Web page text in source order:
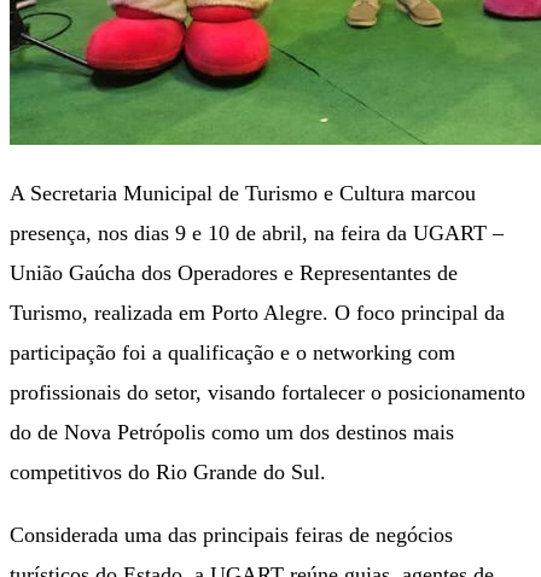
A Secretaria Municipal de Turismo e Cultura marcou
presença, nos dias 9 e 10 de abril, na feira da UGART –
União Gaúcha dos Operadores e Representantes de
Turismo, realizada em Porto Alegre. O foco principal da
participação foi a qualificação e o networking com
profissionais do setor, visando fortalecer o posicionamento
do de Nova Petrópolis como um dos destinos mais
competitivos do Rio Grande do Sul.
Considerada uma das principais feiras de negócios